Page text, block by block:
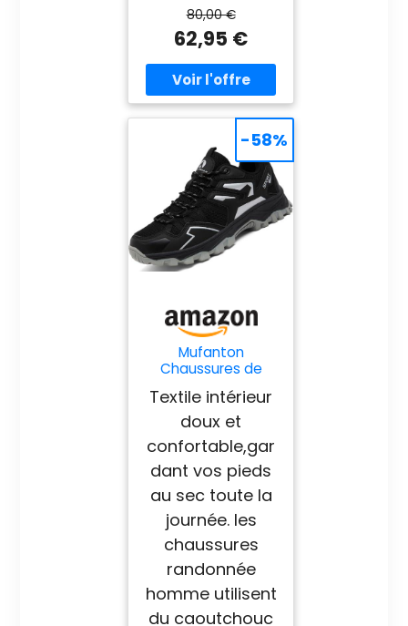
80,00 €
62,95 €
Mufanton
Chaussures de
Chaussures de
Trekking
Respirant
Chaussure de
Marche Stabilité
Sneakers,Noir,EU39
Textile intérieur
doux et
confortable,gar
dant vos pieds
au sec toute la
journée. les
chaussures
randonnée
homme utilisent
du caoutchouc
-58%